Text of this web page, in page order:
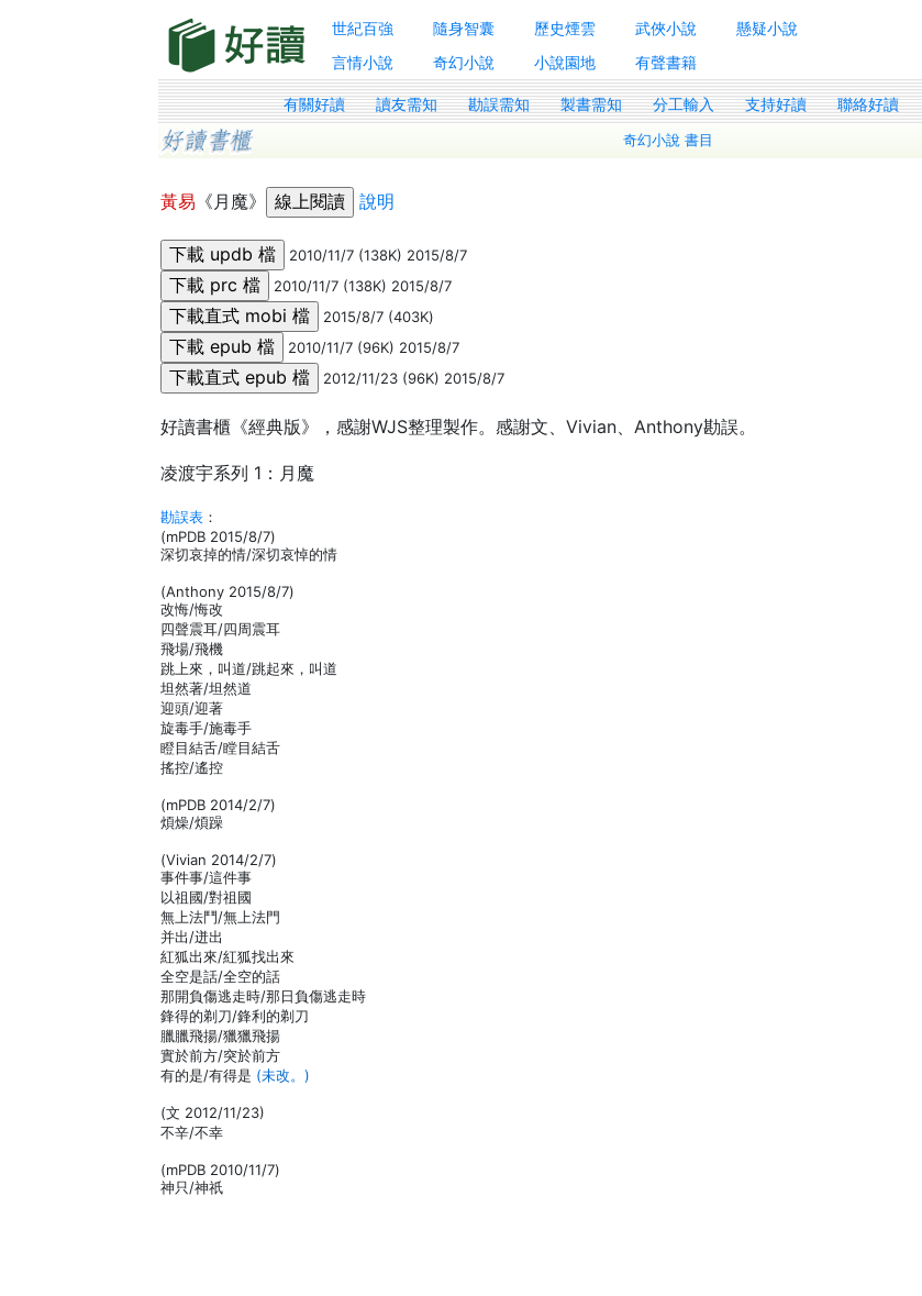
世紀百強 隨身智囊 歷史煙雲 武俠小說
懸疑小說
言情小說
奇幻小說 小說園地 有聲書籍
有關好讀 讀友需知 勘誤需知 製書需知 分工輸入 支持好讀 聯絡好讀
奇幻小說 書目
黃易 《月魔》 說明
2010/11/7 (138K) 2015/8/7
2010/11/7 (138K) 2015/8/7
2015/8/7 (403K)
2010/11/7 (96K) 2015/8/7
2012/11/23 (96K) 2015/8/7
好讀書櫃《經典版》，感謝WJS整理製作。感謝文、Vivian、Anthony勘誤。
凌渡宇系列 1：月魔
勘誤表 ：
(mPDB 2015/8/7)
深切哀掉的情/深切哀悼的情
(Anthony 2015/8/7)
改悔/悔改
四聲震耳/四周震耳
飛場/飛機
跳上來，叫道/跳起來，叫道
坦然著/坦然道
迎頭/迎著
旋毒手/施毒手
瞪目結舌/瞠目結舌
搖控/遙控
(mPDB 2014/2/7)
煩燥/煩躁
(Vivian 2014/2/7)
事件事/這件事
以祖國/對祖國
無上法鬥/無上法門
并出/迸出
紅狐出來/紅狐找出來
全空是話/全空的話
那開負傷逃走時/那日負傷逃走時
鋒得的剃刀/鋒利的剃刀
臘臘飛揚/獵獵飛揚
實於前方/突於前方
有的是/有得是 (未改。)
(文 2012/11/23)
不辛/不幸
(mPDB 2010/11/7)
神只/神祇